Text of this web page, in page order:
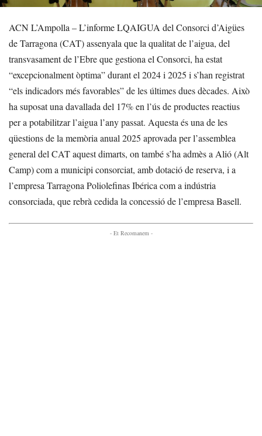
ACN L’Ampolla – L’informe LQAIGUA del Consorci d’Aigües
de Tarragona (CAT) assenyala que la qualitat de l’aigua, del
transvasament de l’Ebre que gestiona el Consorci, ha estat
“excepcionalment òptima” durant el 2024 i 2025 i s’han registrat
“els indicadors més favorables” de les últimes dues dècades. Això
ha suposat una davallada del 17% en l’ús de productes reactius
per a potabilitzar l’aigua l’any passat. Aquesta és una de les
qüestions de la memòria anual 2025 aprovada per l’assemblea
general del CAT aquest dimarts, on també s’ha admès a Alió (Alt
Camp) com a municipi consorciat, amb dotació de reserva, i a
l’empresa Tarragona Poliolefinas Ibérica com a indústria
consorciada, que rebrà cedida la concessió de l’empresa Basell.
- Et Recomanem -